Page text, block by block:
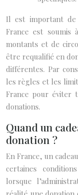
Il est important
France est soumis
montants et de
être requalifié en
différentes. Par
les règles et les
France pour éviter
donations.
Quand un
donation ?
En France, un
certaines
lorsque